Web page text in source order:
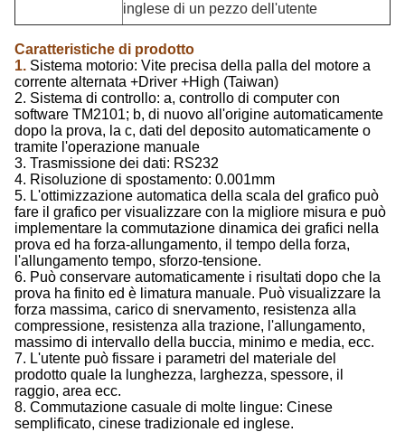
inglese di un pezzo dell'utente
Caratteristiche di prodotto
1. Sistema motorio: Vite precisa della palla del motore a
corrente alternata +Driver +High (Taiwan)
2. Sistema di controllo: a, controllo di computer con
software TM2101; b, di nuovo all'origine automaticamente
dopo la prova, la c, dati del deposito automaticamente o
tramite l'operazione manuale
3. Trasmissione dei dati: RS232
4. Risoluzione di spostamento: 0.001mm
5. L'ottimizzazione automatica della scala del grafico può
fare il grafico per visualizzare con la migliore misura e può
implementare la commutazione dinamica dei grafici nella
prova ed ha forza-allungamento, il tempo della forza,
l'allungamento tempo, sforzo-tensione.
6. Può conservare automaticamente i risultati dopo che la
prova ha finito ed è limatura manuale. Può visualizzare la
forza massima, carico di snervamento, resistenza alla
compressione, resistenza alla trazione, l'allungamento,
massimo di intervallo della buccia, minimo e media, ecc.
7. L'utente può fissare i parametri del materiale del
prodotto quale la lunghezza, larghezza, spessore, il
raggio, area ecc.
8. Commutazione casuale di molte lingue: Cinese
semplificato, cinese tradizionale ed inglese.